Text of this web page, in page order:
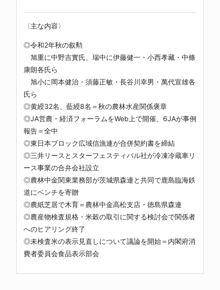
〈主な内容〉
◎令和2年秋の叙勲
旭重に中野吉實氏、瑞中に伊藤健一・小西孝藏・中條
康朗各氏ら
旭小に岡本健治・須藤正敏・長谷川幸男・萬代宣雄各
氏ら
◎黄綬32名、藍綬8名＝秋の農林水産関係褒章
◎JA営農・経済フォーラムをWeb上で開催、6JAが事例
報告＝全中
◎東日本ブロック広域信漁連が合併契約書を締結
◎三井リースとスターフェスティバル社が冷凍冷蔵車リ
ース事業の合弁会社設立
◎農林中金関東業務部が茨城県森連と共同で鹿島臨海鉄
道にベンチを寄贈
◎農紙芝居で木育＝農林中金高松支店・徳島県森連
◎農産物検査規格・米穀の取引に関する検討会で関係者
へのヒアリング終了
◎未検査米の表示見直しについて議論を開始＝内閣府消
費者委員会食品表示部会